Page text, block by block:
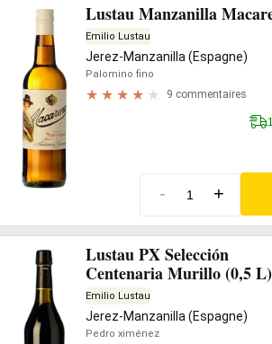
Lustau Manzanilla
Emilio Lustau
Jerez-Manzanilla (Espagne)
Palomino fino
9 commentaires
- +
Lustau PX Selección
Centenaria Murillo (0,5 L)
Emilio Lustau
Jerez-Manzanilla (Espagne)
Pedro ximénez